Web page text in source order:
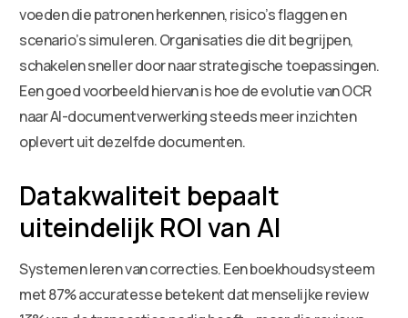
voeden die patronen herkennen, risico’s flaggen en
scenario’s simuleren. Organisaties die dit begrijpen,
schakelen sneller door naar strategische toepassingen.
Een goed voorbeeld hiervan is hoe de evolutie van OCR
naar AI-documentverwerking steeds meer inzichten
oplevert uit dezelfde documenten.
Datakwaliteit bepaalt
uiteindelijk ROI van AI
Systemen leren van correcties. Een boekhoudsysteem
met 87% accuratesse betekent dat menselijke review